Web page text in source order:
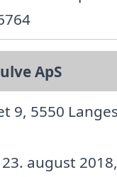
ApS
9, 5550
august 2018,